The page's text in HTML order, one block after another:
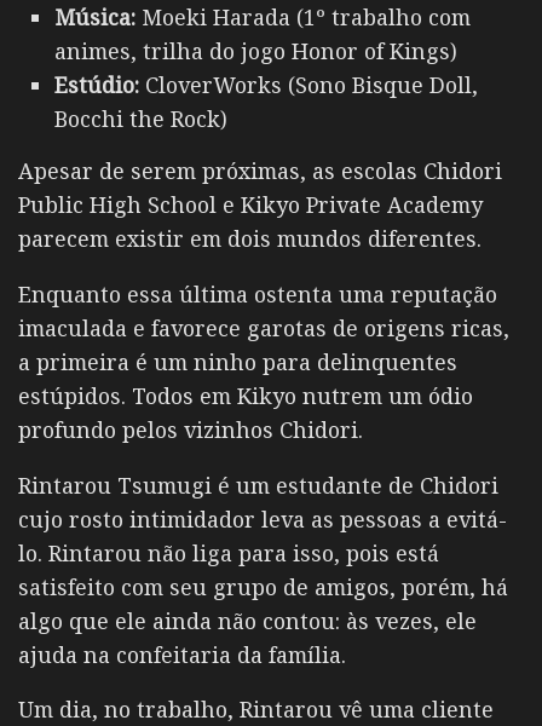
Música: Moeki Harada (1º trabalho com
animes, trilha do jogo Honor of Kings)
Estúdio: CloverWorks (Sono Bisque Doll,
Bocchi the Rock)
Apesar de serem próximas, as escolas Chidori
Public High School e Kikyo Private Academy
parecem existir em dois mundos diferentes.
Enquanto essa última ostenta uma reputação
imaculada e favorece garotas de origens ricas,
a primeira é um ninho para delinquentes
estúpidos. Todos em Kikyo nutrem um ódio
profundo pelos vizinhos Chidori.
Rintarou Tsumugi é um estudante de Chidori
cujo rosto intimidador leva as pessoas a evitá-
lo. Rintarou não liga para isso, pois está
satisfeito com seu grupo de amigos, porém, há
algo que ele ainda não contou: às vezes, ele
ajuda na confeitaria da família.
Um dia, no trabalho, Rintarou vê uma cliente